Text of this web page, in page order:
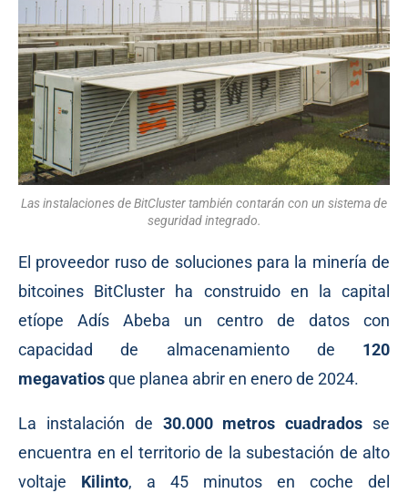
Las instalaciones de BitCluster también contarán con un sistema de
seguridad integrado.
El proveedor ruso de soluciones para la minería de
bitcoines BitCluster ha construido en la capital
etíope Adís Abeba un centro de datos con
capacidad de almacenamiento de 120
megavatiosque planea abrir en enero de 2024.
La instalación de 30.000 metros cuadrados se
encuentra en el territorio de la subestación de alto
voltaje Kilinto, a 45 minutos en coche del